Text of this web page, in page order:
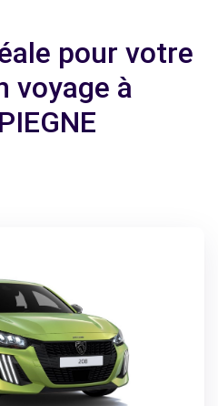
pour votre
voyage à